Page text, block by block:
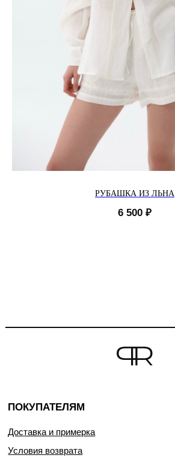
РУБАШКА ИЗ ЛЬНА
6 500 ₽
ПОКУПАТЕЛЯМ
Доставка и примерка
Условия возврата